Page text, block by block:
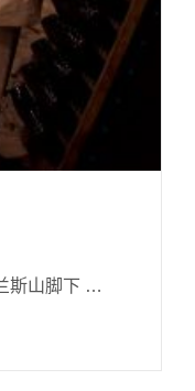
斯山脚下 …